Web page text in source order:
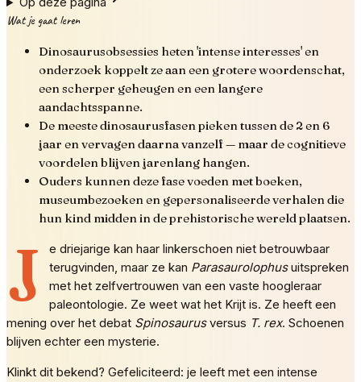
Wat je gaat leren
Dinosaurusobsessies heten 'intense interesses' en
onderzoek koppelt ze aan een grotere woordenschat,
een scherper geheugen en een langere
aandachtsspanne.
De meeste dinosaurusfasen pieken tussen de 2 en 6
jaar en vervagen daarna vanzelf — maar de cognitieve
voordelen blijven jarenlang hangen.
Ouders kunnen deze fase voeden met boeken,
museumbezoeken en gepersonaliseerde verhalen die
hun kind midden in de prehistorische wereld plaatsen.
J
e driejarige kan haar linkerschoen niet betrouwbaar
terugvinden, maar ze kan Parasaurolophusuitspreken
met het zelfvertrouwen van een vaste hoogleraar
paleontologie. Ze weet wat het Krijt is. Ze heeft een
mening over het debat Spinosaurusversus T. rex. Schoenen
blijven echter een mysterie.
Klinkt dit bekend? Gefeliciteerd: je leeft met een intense